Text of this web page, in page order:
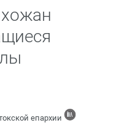
епархии